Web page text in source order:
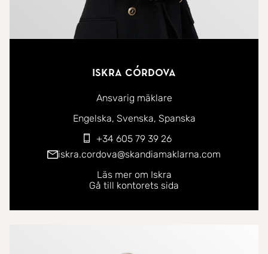
Iskra Córdova
Ansvarig mäklare
Du kan kontakta mig på följande språk:
Engelska Svenska Spanska
+34 605 79 39 26
iskra.cordova@skandiamaklarna.com
Läs mer om Iskra
Gå till kontorets sida